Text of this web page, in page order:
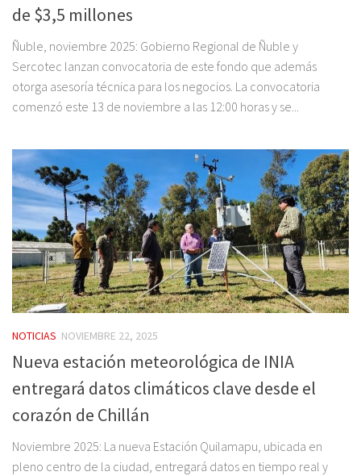
de $3,5 millones
Ñuble, noviembre 2025: Gobierno Regional de Ñuble y
Sercotec lanzan convocatoria de este fondo que además
otorga asesoría técnica para los negocios. La convocatoria
comenzó este 13 de noviembre a las 12:00 horas y se...
NOTICIAS NOVIEMBRE 22, 2025
Nueva estación meteorológica de INIA
entregará datos climáticos clave desde el
corazón de Chillán
Noviembre 2025: La nueva Estación Quilamapu, ubicada en
pleno centro de la ciudad, entregará datos en tiempo real y